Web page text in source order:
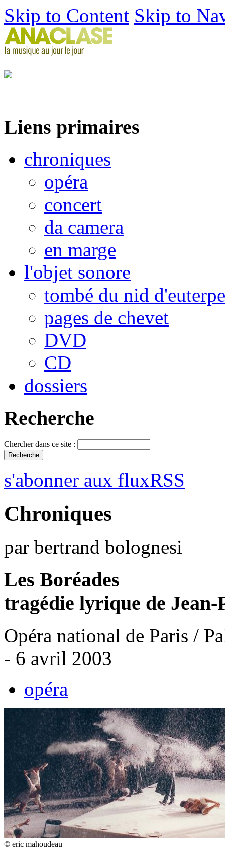
Skip to Content Skip to
Liens primaires
chroniques
opéra
concert
da camera
en marge
l'objet sonore
tombé du nid d'euterpe
pages de chevet
DVD
CD
dossiers
Recherche
Chercher dans ce site :
s'abonner aux fluxRSS
Chroniques
par bertrand bolognesi
Les Boréades
tragédie lyrique de Jean-
Opéra national de Paris /
- 6 avril 2003
opéra
© eric mahoudeau